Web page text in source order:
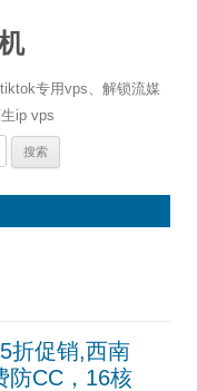
专用vps、解锁流媒
ip vps
折促销,西南
防CC，16核